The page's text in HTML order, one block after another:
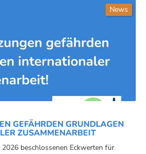
News
GEFÄHRDEN GRUNDLAGEN
ZUSAMMENARBEIT
beschlossenen Eckwerten für